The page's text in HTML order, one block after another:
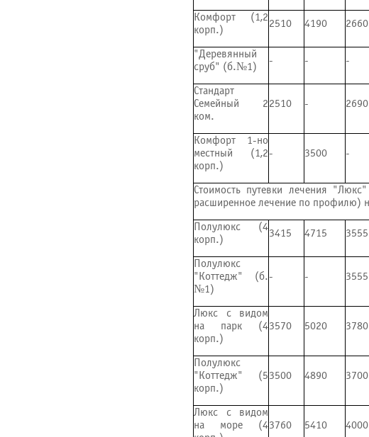
Комфорт (1,2
корп.)
2510 4190 2660
"Деревянный
сруб" (б.№1)
- - -
Стандарт
Семейный 2
ком.
2510 - 2690
Комфорт 1-но
местный (1,2
корп.)
- 3500 -
Стоимость путевки лечения
расширенное лечение по профилю)
Полулюкс (4
корп.)
3415 4715 3555
Полулюкс
"Коттедж" (б.
№1)
- - 3555
Люкс с видом
на парк (4
корп.)
3570 5020 3780
Полулюкс
"Коттедж" (5
корп.)
3500 4890 3700
Люкс с видом
на море (43760 5410 4000